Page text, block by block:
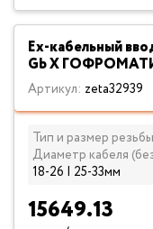
Ех-кабельный
Gb X
Артикул: zeta32939
Тип и размер
Диаметр кабеля
18-26 | 25-33мм
15649.13